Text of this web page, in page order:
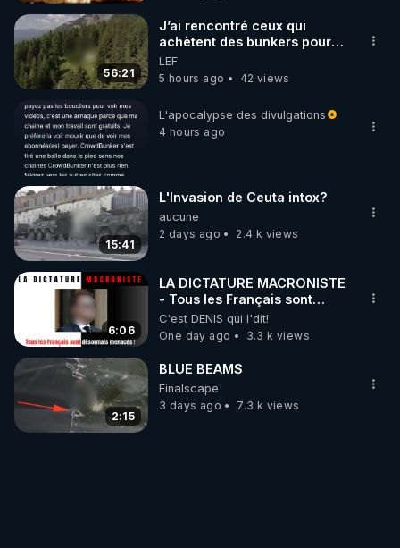
56:21
J’ai rencontré ceux qui
achètent des bunkers pour
survivre à la fin du monde
LEF
5 hours ago
42 views
L'apocalypse des divulgations
4 hours ago
15:41
L'Invasion de Ceuta intox?
aucune
2 days ago
2.4 k views
6:06
LA DICTATURE MACRONISTE
- Tous les Français sont
désormais menacés !
C'est DENIS qui l'dit!
One day ago
3.3 k views
2:15
BLUE BEAMS
Finalscape
3 days ago
7.3 k views